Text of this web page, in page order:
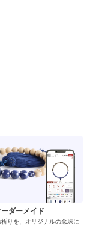
ダーメイド
りを、オリジナルの念珠に